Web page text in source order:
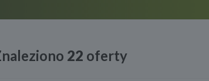
22 oferty